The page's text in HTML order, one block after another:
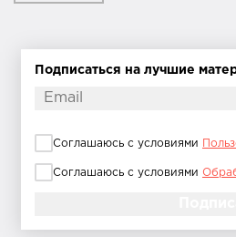
Подписаться на лучшие
Соглашаюсь с условиями
Соглашаюсь с условиями